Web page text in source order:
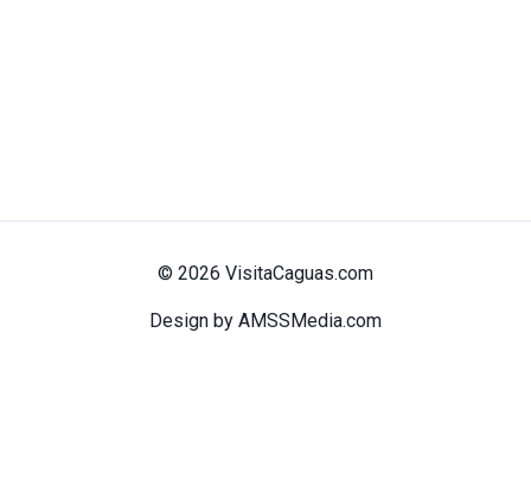
© 2026 VisitaCaguas.com
Design by AMSSMedia.com